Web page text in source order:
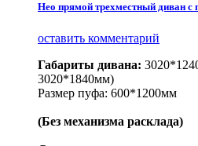
Нео прямой трехместный диван с
оставить комментарий
Габариты дивана:
3020*1840мм)
Размер пуфа: 600*1200мм
(Без механизма расклада)